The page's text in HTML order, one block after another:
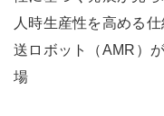
人時生産性を高める
送ロボット（AMR）
場